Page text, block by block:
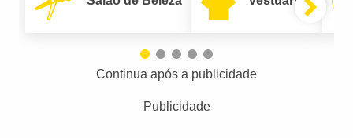
Continua após a publicidade
Publicidade